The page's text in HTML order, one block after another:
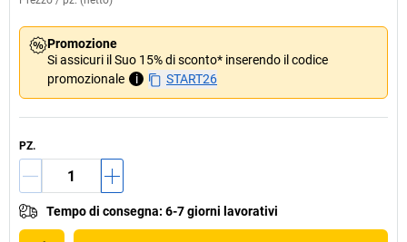
Promozione
Si assicuri il Suo 15% di sconto* inserendo il codice
promozionale
i START26
PZ.
Tempo di consegna: 6-7 giorni lavorativi